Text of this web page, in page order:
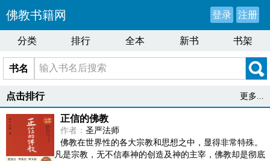
佛教书籍网 登录 注册
分类 排行 全本 新书 书架
书名
点击排行 更多...
正信的佛教
作者： 圣严法师
佛教在世界性的各大宗教和思想之中，显得非常特殊。
凡是宗教，无不信奉神的创造及神的主宰，佛教却是彻底